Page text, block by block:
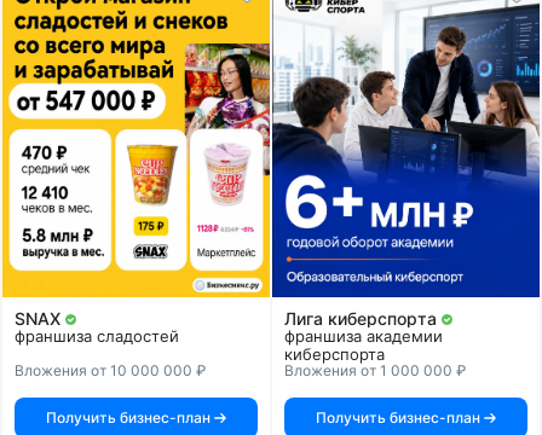
SNAX
франшиза сладостей
Вложения от 10 000 000 ₽
Получить бизнес-план
Лига киберспорта
франшиза академии
киберспорта
Вложения от 1 000 000 ₽
Получить бизнес-план